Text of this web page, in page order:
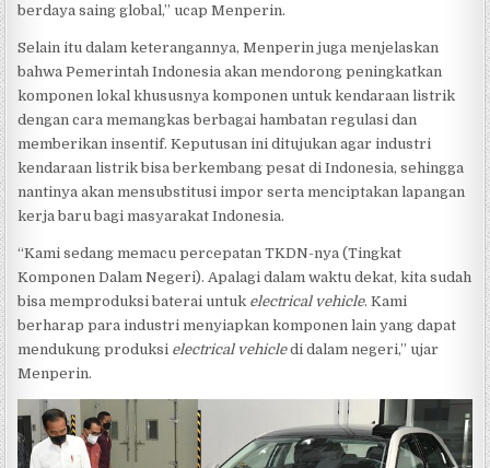
berdaya saing global,” ucap Menperin.
Selain itu dalam keterangannya, Menperin juga menjelaskan
bahwa Pemerintah Indonesia akan mendorong peningkatkan
komponen lokal khususnya komponen untuk kendaraan listrik
dengan cara memangkas berbagai hambatan regulasi dan
memberikan insentif. Keputusan ini ditujukan agar industri
kendaraan listrik bisa berkembang pesat di Indonesia, sehingga
nantinya akan mensubstitusi impor serta menciptakan lapangan
kerja baru bagi masyarakat Indonesia.
“Kami sedang memacu percepatan TKDN-nya (Tingkat
Komponen Dalam Negeri). Apalagi dalam waktu dekat, kita sudah
bisa memproduksi baterai untuk electrical vehicle. Kami
berharap para industri menyiapkan komponen lain yang dapat
mendukung produksi electrical vehicledi dalam negeri,” ujar
Menperin.